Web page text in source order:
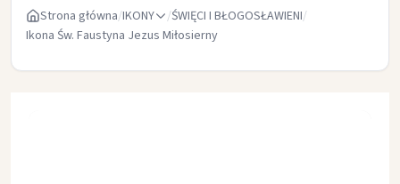
Strona główna/IKONY /ŚWIĘCI I BŁOGOSŁAWIENI/
Ikona Św. Faustyna Jezus Miłosierny